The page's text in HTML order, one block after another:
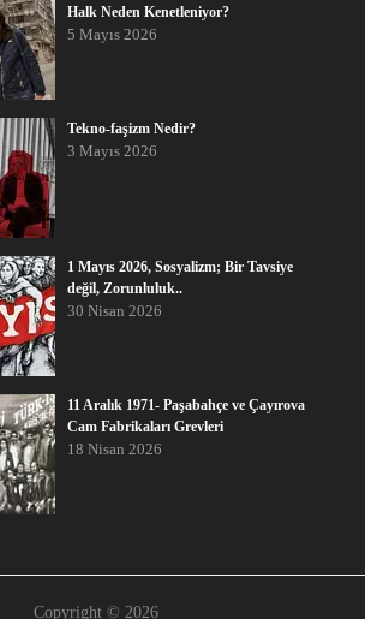
Halk Neden Kenetleniyor?
5 Mayıs 2026
Tekno-faşizm Nedir?
3 Mayıs 2026
1 Mayıs 2026, Sosyalizm; Bir Tavsiye
değil, Zorunluluk..
30 Nisan 2026
11 Aralık 1971- Paşabahçe ve Çayırova
Cam Fabrikaları Grevleri
18 Nisan 2026
Copyright © 2026